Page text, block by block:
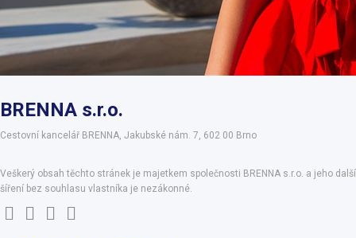
BRENNA s.r.o.
Cestovní kancelář BRENNA, Jakubské nám. 7, 602 00 Brno
Veškerý obsah těchto stránek je majetkem společnosti BRENNA s.r.o. a jeho další
šíření bez souhlasu vlastníka je nezákonné.